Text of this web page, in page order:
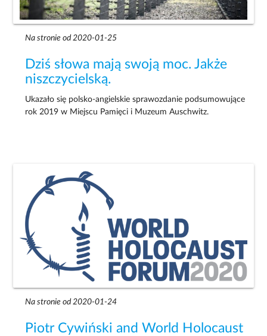
Na stronie od 2020-01-25
Dziś słowa mają swoją moc. Jakże
niszczycielską.
Ukazało się polsko-angielskie sprawozdanie podsumowujące
rok 2019 w Miejscu Pamięci i Muzeum Auschwitz.
Na stronie od 2020-01-24
Piotr Cywiński and World Holocaust